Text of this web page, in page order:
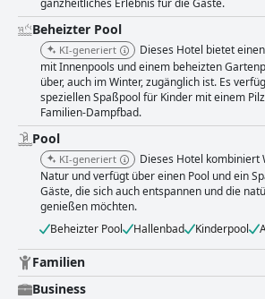
ganzheitliches Erlebnis für die Gäste.
Beheizter Pool
KI-generiert
Dieses Hotel bietet
mit Innenpools und einem beheizten
über, auch im Winter, zugänglich ist. Es
speziellen Spaßpool für Kinder mit einem
Familien-Dampfbad.
Pool
KI-generiert
Dieses Hotel kombiniert
Natur und verfügt über einen Pool und ein
Gäste, die sich auch entspannen und die
genießen möchten.
Beheizter Pool
Hallenbad Kinderpool
Familien
Business